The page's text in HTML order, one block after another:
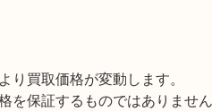
買取価格が変動します。
保証するものではありません